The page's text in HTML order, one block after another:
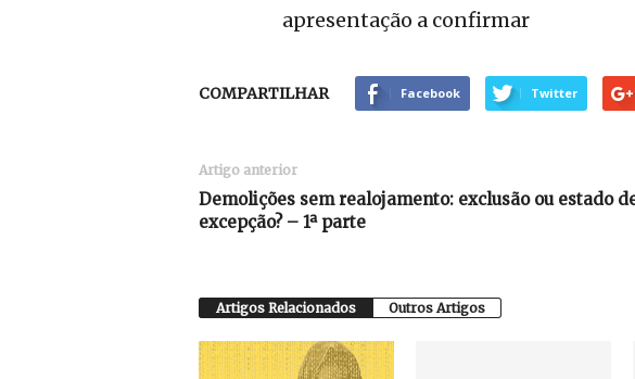
apresentação a confirmar
COMPARTILHAR Facebook Twitter
Artigo anterior
Demolições sem realojamento: exclusão ou estado
excepção? – 1ª parte
Artigos Relacionados Outros Artigos